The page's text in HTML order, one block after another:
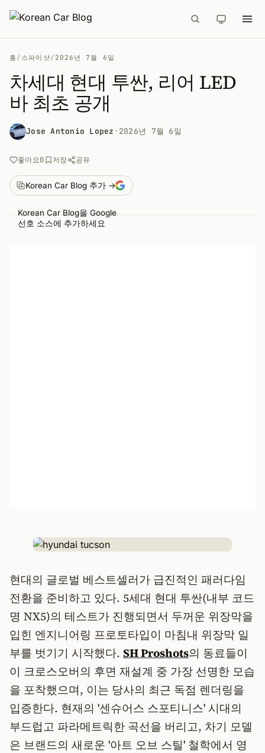
홈 / 스파이샷/ 2026년 7월 6일
차세대 현대 투싼, 리어 LED
바 최초 공개
Jose Antonio Lopez · 2026년 7월 6일
좋아요0 저장 공유
Korean Car Blog 추가 →
Korean Car Blog을 Google
선호 소스에 추가하세요
현대의 글로벌 베스트셀러가 급진적인 패러다임
전환을 준비하고 있다. 5세대 현대 투싼(내부 코드
명 NX5)의 테스트가 진행되면서 두꺼운 위장막을
입힌 엔지니어링 프로토타입이 마침내 위장막 일
부를 벗기기 시작했다. SH Proshots의 동료들이
이 크로스오버의 후면 재설계 중 가장 선명한 모습
을 포착했으며, 이는 당사의 최근 독점 렌더링을
입증한다. 현재의 '센슈어스 스포티니스' 시대의
부드럽고 파라메트릭한 곡선을 버리고, 차기 모델
은 브랜드의 새로운 '아트 오브 스틸' 철학에서 영